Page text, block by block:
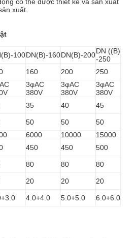
xuất.
100DN(B)-160DN(B)-200DN ((B)
-250
160 200
250
3φAC
380V
3φAC
380V
3φAC
380V
35 40
45
50 50
50
6000 10000
15000
450 450
500
80 80
80
20 20
20
4.0+4.0 5.0+5.0 6.0+6.0